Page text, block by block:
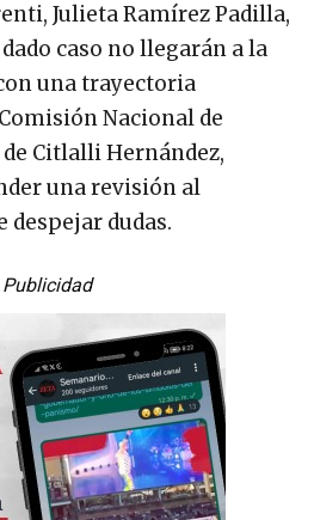
Julieta Ramírez Padilla,
caso no llegarán a la
una trayectoria
Nacional de
Citlalli Hernández,
una revisión al
despejar dudas.
Publicidad